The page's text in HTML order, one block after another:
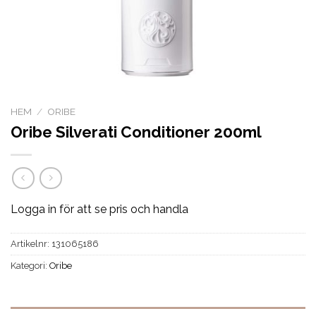
HEM / ORIBE
Oribe Silverati Conditioner 200ml
Logga in för att se pris och handla
Artikelnr: 131065186
Kategori: Oribe